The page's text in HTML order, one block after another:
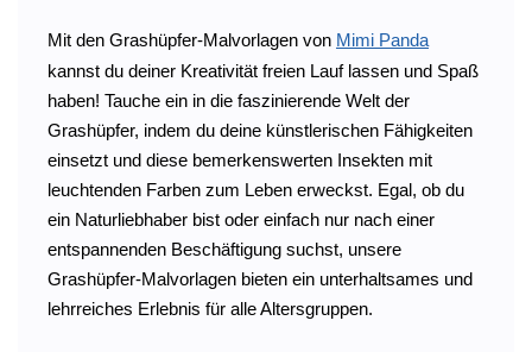
Mit den Grashüpfer-Malvorlagen von Mimi Panda
kannst du deiner Kreativität freien Lauf lassen und Spaß
haben! Tauche ein in die faszinierende Welt der
Grashüpfer, indem du deine künstlerischen Fähigkeiten
einsetzt und diese bemerkenswerten Insekten mit
leuchtenden Farben zum Leben erweckst. Egal, ob du
ein Naturliebhaber bist oder einfach nur nach einer
entspannenden Beschäftigung suchst, unsere
Grashüpfer-Malvorlagen bieten ein unterhaltsames und
lehrreiches Erlebnis für alle Altersgruppen.